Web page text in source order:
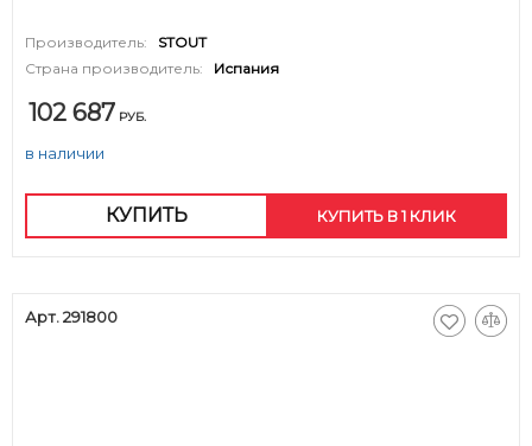
Производитель:
STOUT
Страна производитель:
Испания
102 687 РУБ.
в наличии
КУПИТЬ КУПИТЬ В 1 КЛИК
Арт. 291800